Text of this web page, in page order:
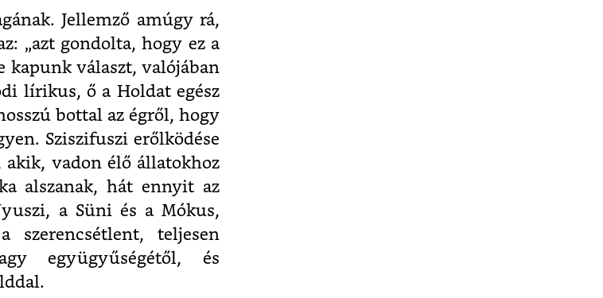
Jellemző amúgy rá,
„azt gondolta, hogy ez a
kapunk választ, valójában
lírikus, ő a Holdat egész
bottal az égről, hogy
Sziszifuszi erőlködése
akik, vadon élő állatokhoz
alszanak, hát ennyit az
a Süni és a Mókus,
szerencsétlent, teljesen
együgyűségétől, és